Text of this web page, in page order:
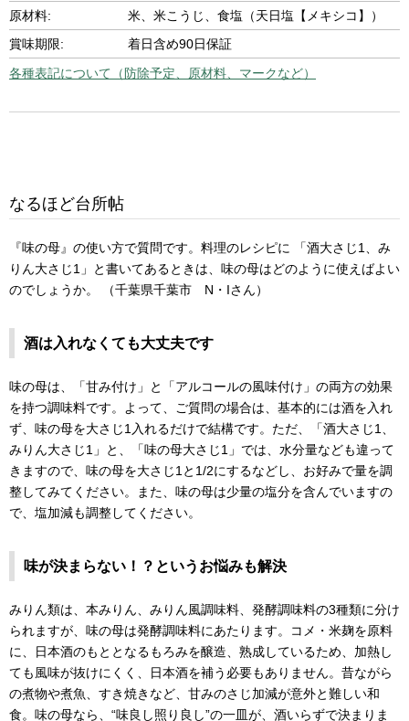
原材料:
米、米こうじ、食塩（天日塩【メキシコ】）
賞味期限:
着日含め90日保証
各種表記について（防除予定、原材料、マークなど）
なるほど台所帖
『味の母』の使い方で質問です。料理のレシピに 「酒大さじ1、み
りん大さじ1」と書いてあるときは、味の母はどのように使えばよい
のでしょうか。 （千葉県千葉市 N・Iさん）
酒は入れなくても大丈夫です
味の母は、「甘み付け」と「アルコールの風味付け」の両方の効果
を持つ調味料です。よって、ご質問の場合は、基本的には酒を入れ
ず、味の母を大さじ1入れるだけで結構です。ただ、「酒大さじ1、
みりん大さじ1」と、「味の母大さじ1」では、水分量なども違って
きますので、味の母を大さじ1と1/2にするなどし、お好みで量を調
整してみてください。また、味の母は少量の塩分を含んでいますの
で、塩加減も調整してください。
味が決まらない！？というお悩みも解決
みりん類は、本みりん、みりん風調味料、発酵調味料の3種類に分け
られますが、味の母は発酵調味料にあたります。コメ・米麹を原料
に、日本酒のもととなるもろみを醸造、熟成しているため、加熱し
ても風味が抜けにくく、日本酒を補う必要もありません。昔ながら
の煮物や煮魚、すき焼きなど、甘みのさじ加減が意外と難しい和
食。味の母なら、“味良し照り良し”の一皿が、酒いらずで決まりま